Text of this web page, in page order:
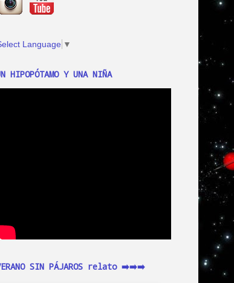
Language ▼
HIPOPÓTAMO Y UNA NIÑA
SIN PÁJAROS relato ➡️➡️➡️